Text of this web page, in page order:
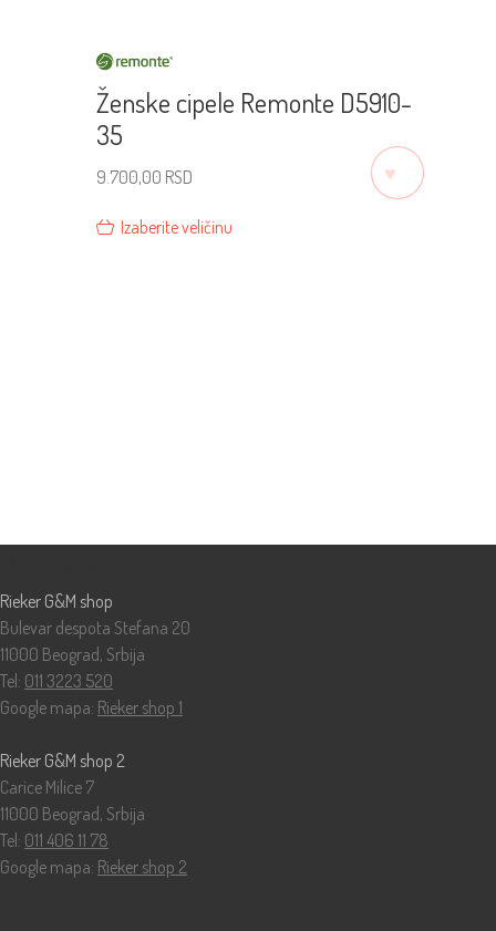
Ženske cipele Remonte D5910-
35
9.700,00 RSD
Izaberite veličinu
Rieker G&M shop
Bulevar despota Stefana 20
11000 Beograd, Srbija
Tel: 011 3223 520
Google mapa: Rieker shop 1
Rieker G&M shop 2
Carice Milice 7
11000 Beograd, Srbija
Tel: 011 406 11 78
Google mapa: Rieker shop 2